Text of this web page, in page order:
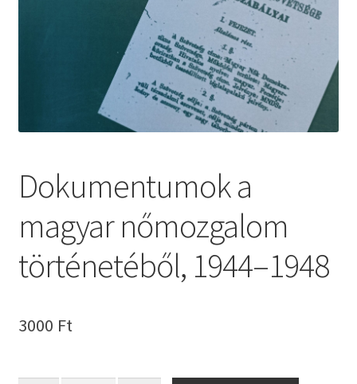
Dokumentumok a
magyar nőmozgalom
történetéből, 1944–1948
3000 Ft